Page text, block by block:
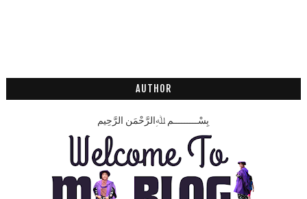
AUTHOR
بِسْـــــــــمِ ﷲِالرَّحْمَنِ الرَّحِيم